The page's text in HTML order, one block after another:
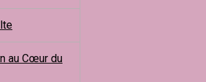
au Cœur du